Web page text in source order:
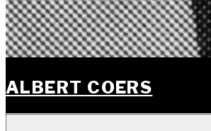
ALBERT COERS